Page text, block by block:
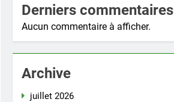
Derniers commentaires
Aucun commentaire à afficher.
Archive
juillet 2026